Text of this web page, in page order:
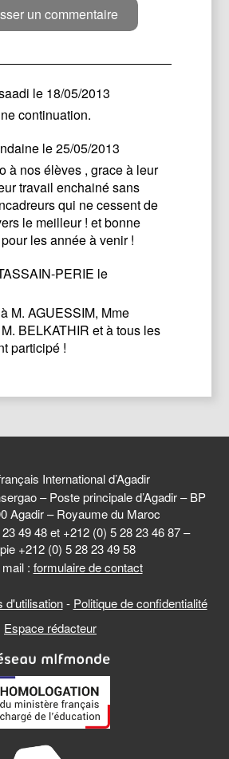
le 18/05/2013
continuation.
le 25/05/2013
à nos élèves , grace à leur
travail enchainé sans
qui ne cessent de
le meilleur ! et bonne
les année à venir !
PERIE le
M. AGUESSIM, Mme
BELKATHIR et à tous les
participé !
International d’Agadir
– Poste principale d’Agadir – BP
Agadir – Royaume du Maroc
49 48 et +212 (0) 5 28 23 46 87 –
+212 (0) 5 28 23 49 58
: formulaire de contact
d'utilisation- Politique de confidentialité
Espace rédacteur